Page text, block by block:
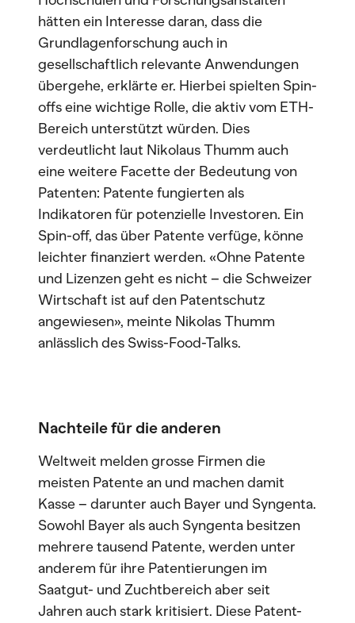
hätten ein Interesse daran, dass die
Grundlagenforschung auch in
gesellschaftlich relevante Anwendungen
übergehe, erklärte er. Hierbei spielten Spin-
offs eine wichtige Rolle, die aktiv vom ETH-
Bereich unterstützt würden. Dies
verdeutlicht laut Nikolaus Thumm auch
eine weitere Facette der Bedeutung von
Patenten: Patente fungierten als
Indikatoren für potenzielle Investoren. Ein
Spin-off, das über Patente verfüge, könne
leichter finanziert werden. «Ohne Patente
und Lizenzen geht es nicht – die Schweizer
Wirtschaft ist auf den Patentschutz
angewiesen», meinte Nikolas Thumm
anlässlich des Swiss-Food-Talks.
Nachteile für die anderen
Weltweit melden grosse Firmen die
meisten Patente an und machen damit
Kasse – darunter auch Bayer und Syngenta.
Sowohl Bayer als auch Syngenta besitzen
mehrere tausend Patente, werden unter
anderem für ihre Patentierungen im
Saatgut- und Zuchtbereich aber seit
Jahren auch stark kritisiert. Diese Patent-